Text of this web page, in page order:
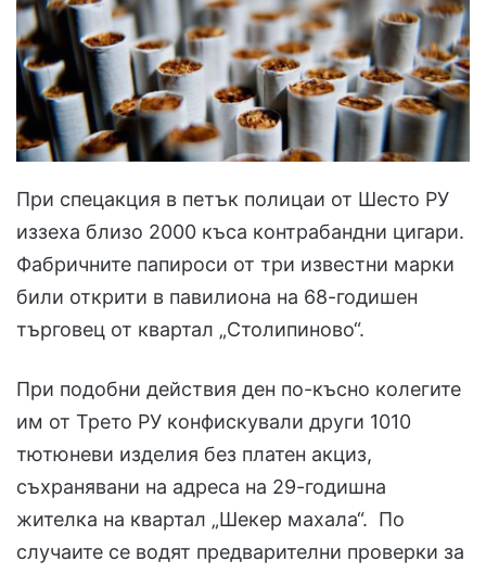
При спецакция в петък полицаи от Шесто РУ
иззеха близо 2000 къса контрабандни цигари.
Фабричните папироси от три известни марки
били открити в павилиона на 68-годишен
търговец от квартал „Столипиново“.
При подобни действия ден по-късно колегите
им от Трето РУ конфискували други 1010
тютюневи изделия без платен акциз,
съхранявани на адреса на 29-годишна
жителка на квартал „Шекер махала“. По
случаите се водят предварителни проверки за